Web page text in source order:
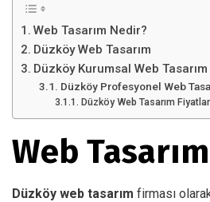
Web Tasarım Nedir?
Düzköy Web Tasarım
Düzköy Kurumsal Web Tasarım
Düzköy Profesyonel Web
Düzköy Web Tasarım
Web
Düzköy web tasarım firması